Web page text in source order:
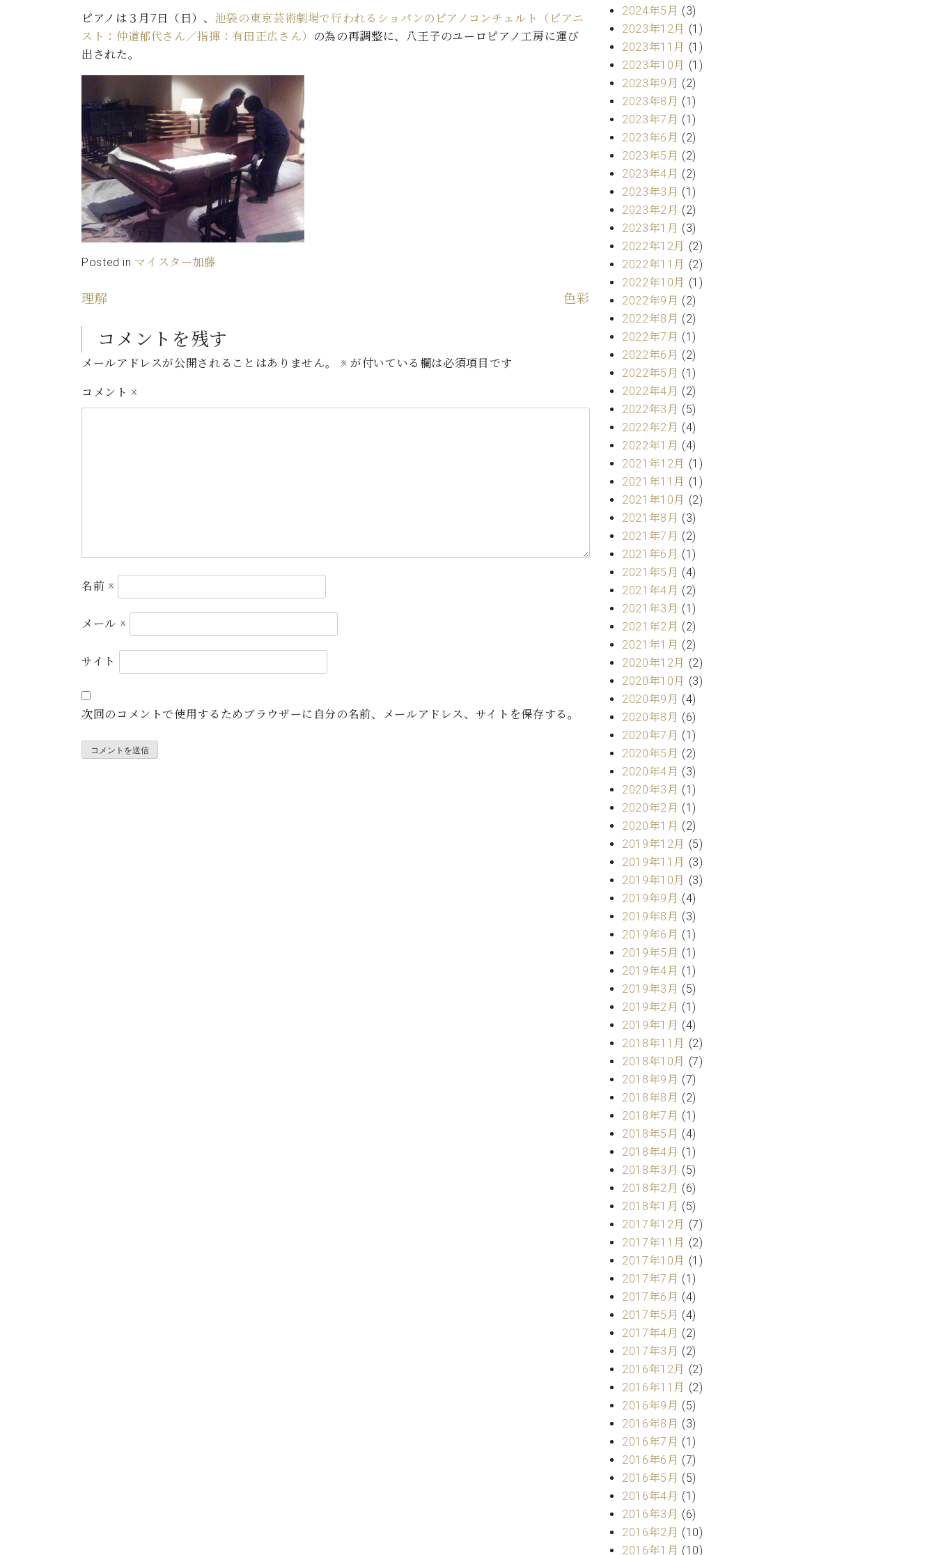
ピアノは３月7日（日）、 池袋の東京芸術劇場で行われるショパンのピアノコンチェルト（ピアニ
スト：仲道郁代さん／指揮：有田正広さん）
の為の再調整に、八王子のユーロピアノ工房に運び
出された。
Posted in マイスター加藤
理解 色彩
コメントを残す
メールアドレスが公開されることはありません。 ※ が付いている欄は必須項目です
コメント ※
名前 ※
メール ※
サイト
次回のコメントで使用するためブラウザーに自分の名前、メールアドレス、サイトを保存する。
2024年5月 (3)
2023年12月 (1)
2023年11月 (1)
2023年10月 (1)
2023年9月 (2)
2023年8月 (1)
2023年7月 (1)
2023年6月 (2)
2023年5月 (2)
2023年4月 (2)
2023年3月 (1)
2023年2月 (2)
2023年1月 (3)
2022年12月 (2)
2022年11月 (2)
2022年10月 (1)
2022年9月 (2)
2022年8月 (2)
2022年7月 (1)
2022年6月 (2)
2022年5月 (1)
2022年4月 (2)
2022年3月 (5)
2022年2月 (4)
2022年1月 (4)
2021年12月 (1)
2021年11月 (1)
2021年10月 (2)
2021年8月 (3)
2021年7月 (2)
2021年6月 (1)
2021年5月 (4)
2021年4月 (2)
2021年3月 (1)
2021年2月 (2)
2021年1月 (2)
2020年12月 (2)
2020年10月 (3)
2020年9月 (4)
2020年8月 (6)
2020年7月 (1)
2020年5月 (2)
2020年4月 (3)
2020年3月 (1)
2020年2月 (1)
2020年1月 (2)
2019年12月 (5)
2019年11月 (3)
2019年10月 (3)
2019年9月 (4)
2019年8月 (3)
2019年6月 (1)
2019年5月 (1)
2019年4月 (1)
2019年3月 (5)
2019年2月 (1)
2019年1月 (4)
2018年11月 (2)
2018年10月 (7)
2018年9月 (7)
2018年8月 (2)
2018年7月 (1)
2018年5月 (4)
2018年4月 (1)
2018年3月 (5)
2018年2月 (6)
2018年1月 (5)
2017年12月 (7)
2017年11月 (2)
2017年10月 (1)
2017年7月 (1)
2017年6月 (4)
2017年5月 (4)
2017年4月 (2)
2017年3月 (2)
2016年12月 (2)
2016年11月 (2)
2016年9月 (5)
2016年8月 (3)
2016年7月 (1)
2016年6月 (7)
2016年5月 (5)
2016年4月 (1)
2016年3月 (6)
2016年2月 (10)
2016年1月 (10)